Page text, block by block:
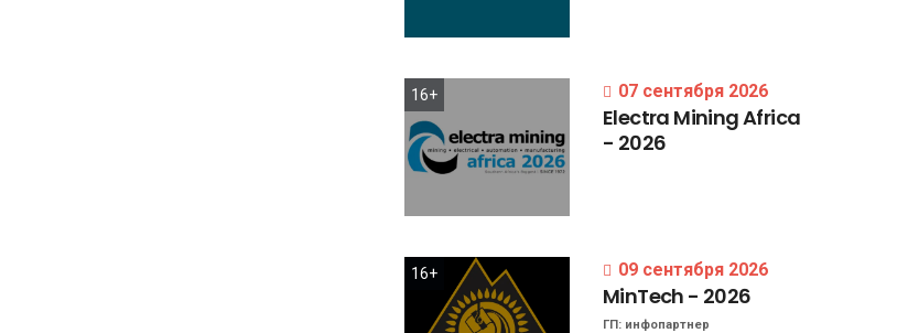
16+ 07 сентября 2026
Electra MiningAfrica
- 2026
16+ 09 сентября 2026
MinTech - 2026
ГП: инфопартнер